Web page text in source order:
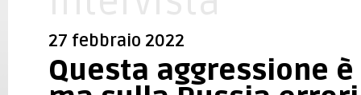
27 febbraio 2022
Questa aggressione